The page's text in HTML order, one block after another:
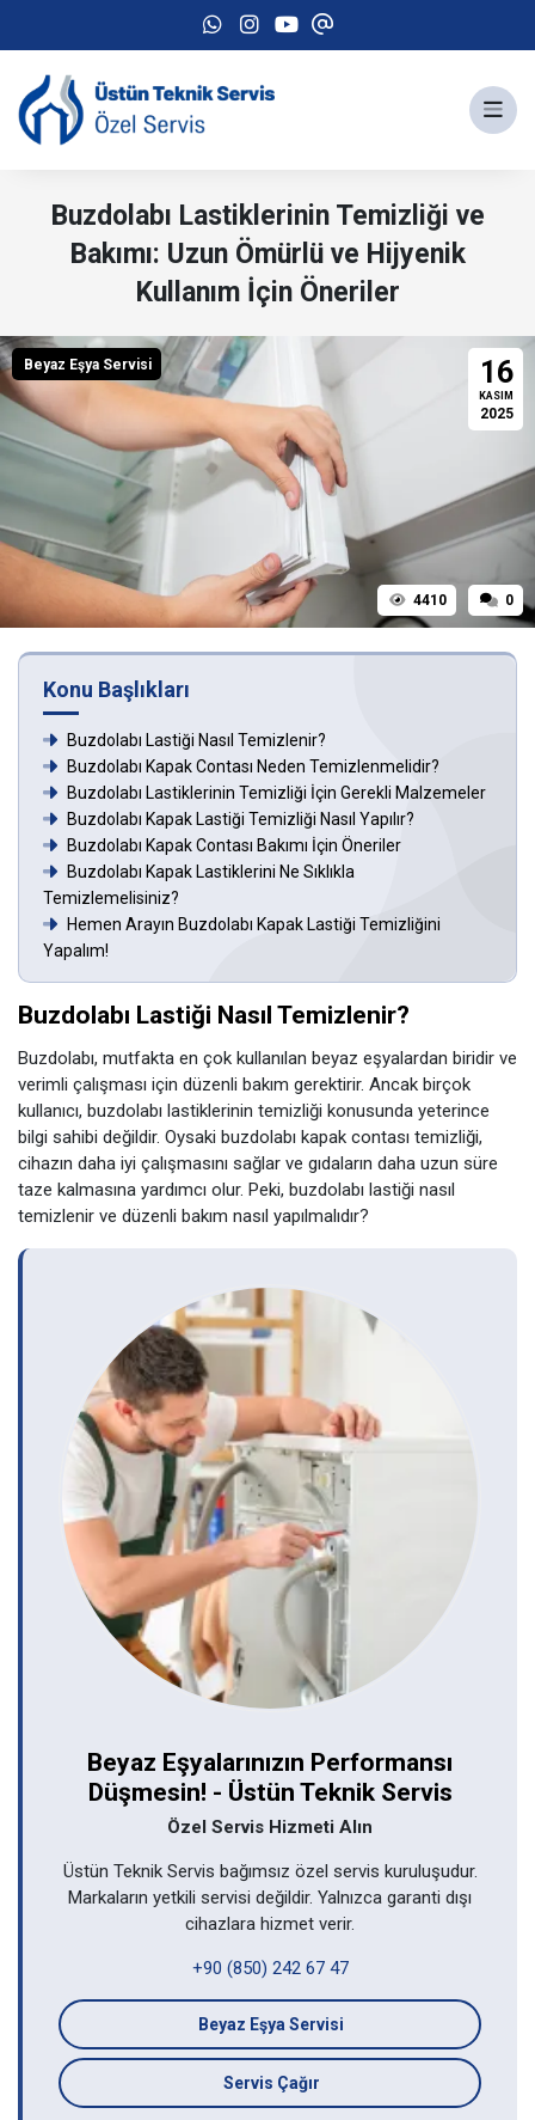
Buzdolabı Lastiklerinin Temizliği ve
Bakımı: Uzun Ömürlü ve Hijyenik
Kullanım İçin Öneriler
Beyaz Eşya Servisi 16
KASIM
2025
4410 0
Konu Başlıkları
Buzdolabı Lastiği Nasıl Temizlenir?
Buzdolabı Kapak Contası Neden Temizlenmelidir?
Buzdolabı Lastiklerinin Temizliği İçin Gerekli Malzemeler
Buzdolabı Kapak Lastiği Temizliği Nasıl Yapılır?
Buzdolabı Kapak Contası Bakımı İçin Öneriler
Buzdolabı Kapak Lastiklerini Ne Sıklıkla
Temizlemelisiniz?
Hemen Arayın Buzdolabı Kapak Lastiği Temizliğini
Yapalım!
Buzdolabı Lastiği Nasıl Temizlenir?
Buzdolabı, mutfakta en çok kullanılan beyaz eşyalardan biridir ve
verimli çalışması için düzenli bakım gerektirir. Ancak birçok
kullanıcı, buzdolabı lastiklerinin temizliği konusunda yeterince
bilgi sahibi değildir. Oysaki buzdolabı kapak contası temizliği,
cihazın daha iyi çalışmasını sağlar ve gıdaların daha uzun süre
taze kalmasına yardımcı olur. Peki, buzdolabı lastiği nasıl
temizlenir ve düzenli bakım nasıl yapılmalıdır?
Beyaz Eşyalarınızın Performansı
Düşmesin! - Üstün Teknik Servis
Özel Servis Hizmeti Alın
Üstün Teknik Servis bağımsız özel servis kuruluşudur.
Markaların yetkili servisi değildir. Yalnızca garanti dışı
cihazlara hizmet verir.
+90 (850) 242 67 47
Beyaz Eşya Servisi
Servis Çağır